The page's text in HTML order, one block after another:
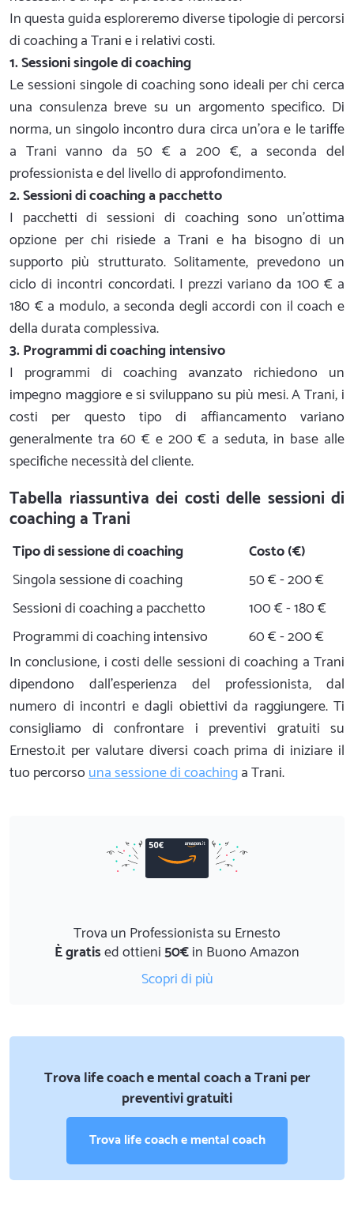
In questa guida esploreremo diverse tipologie di percorsi
di coaching a Trani e i relativi costi.
1. Sessioni singole di coaching
Le sessioni singole di coaching sono ideali per chi cerca
una consulenza breve su un argomento specifico. Di
norma, un singolo incontro dura circa un'ora e le tariffe
a Trani vanno da 50 € a 200 €, a seconda del
professionista e del livello di approfondimento.
2. Sessioni di coaching a pacchetto
I pacchetti di sessioni di coaching sono un'ottima
opzione per chi risiede a Trani e ha bisogno di un
supporto più strutturato. Solitamente, prevedono un
ciclo di incontri concordati. I prezzi variano da 100 € a
180 € a modulo, a seconda degli accordi con il coach e
della durata complessiva.
3. Programmi di coaching intensivo
I programmi di coaching avanzato richiedono un
impegno maggiore e si sviluppano su più mesi. A Trani, i
costi per questo tipo di affiancamento variano
generalmente tra 60 € e 200 € a seduta, in base alle
specifiche necessità del cliente.
Tabella riassuntiva dei costi delle sessioni di
coaching a Trani
Tipo di sessione di coaching
Costo (€)
Singola sessione di coaching
50 € - 200 €
Sessioni di coaching a pacchetto
100 € - 180 €
Programmi di coaching intensivo
60 € - 200 €
In conclusione, i costi delle sessioni di coaching a Trani
dipendono dall'esperienza del professionista, dal
numero di incontri e dagli obiettivi da raggiungere. Ti
consigliamo di confrontare i preventivi gratuiti su
Ernesto.it per valutare diversi coach prima di iniziare il
tuo percorsouna sessione di coachinga Trani.
Trova un Professionista su Ernesto
È gratised ottieni50€in Buono Amazon
Scopri di più
Trova life coach e mental coach a Trani per
preventivi gratuiti
Trova life coach e mental coach